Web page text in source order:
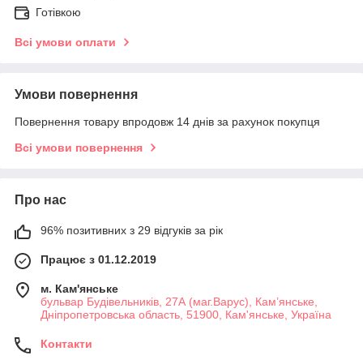
Готівкою
Всі умови оплати
Умови повернення
Повернення товару впродовж 14 днів за рахунок покупця
Всі умови повернення
Про нас
96% позитивних з 29 відгуків за рік
Працює з 01.12.2019
м. Кам'янське
бульвар Будівельників, 27А (маг.Варус), Кам’янське,
Дніпропетровська область, 51900, Кам'янське, Україна
Контакти